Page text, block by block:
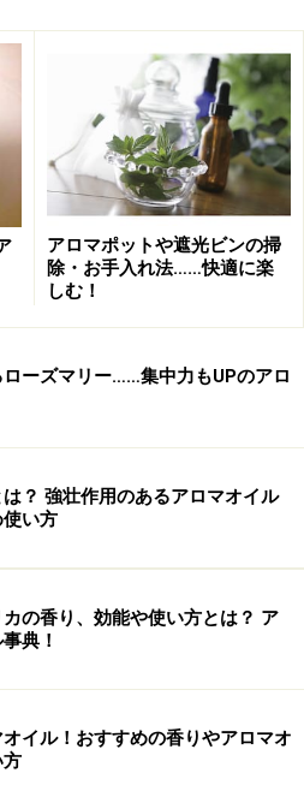
ャルオイル
管を広げて、血の巡りを良くす
にも良い香り。
だを温めます。気持ちを明るく
を2～3滴バスタブに入れてよ
。2種類をあわせて入れると香
よいですよ。オススメは「ス
レンジスィート1滴」
、次はハンドクリームの効果
の方法をお教えします。たんに
実践したいものです。
ムの効果を倍増！トリ
グアップ。
力を抜きます。ぎゅっ、ぎゅ
アロマポットや遮光ビンの掃
除・お手入れ法……快適に楽
しむ！
ーズマリー……集中力もUPのアロ
？ 強壮作用のあるアロマオイル
使い方
の香り、効能や使い方とは？ ア
典！
イル！おすすめの香りやアロマオ
方